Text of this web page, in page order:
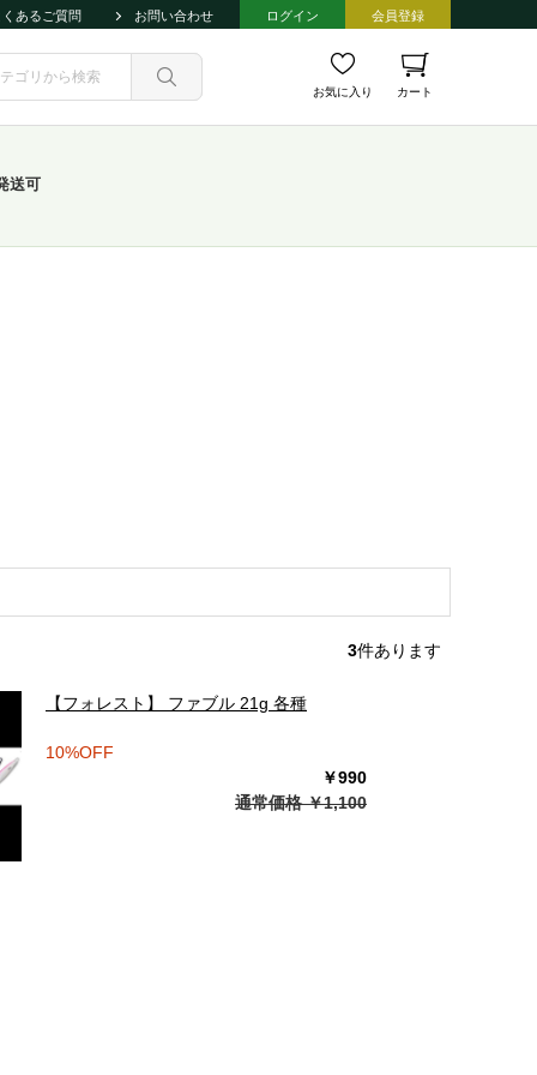
くあるご質問 お問い合わせ ログイン 会員登録
お気に入り カート
送可
3件あります
【フォレスト】 ファブル 21g 各種
10%OFF
￥990
通常価格 ￥1,100